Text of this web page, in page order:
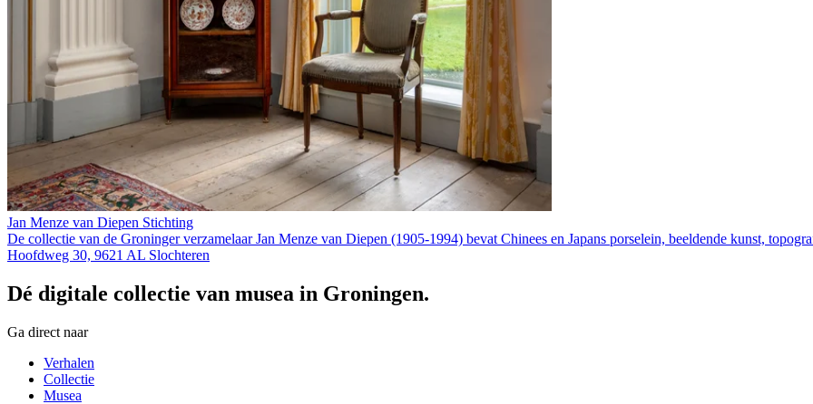
Jan Menze van Diepen Stichting
De collectie van de Groninger verzamelaar Jan Menze van Diepen (1905-1994) bevat Chinees en Japans porselein, beeldende kunst,
Hoofdweg 30, 9621 AL Slochteren
Dé digitale collectie van musea in Groningen.
Ga direct naar
Verhalen
Collectie
Musea